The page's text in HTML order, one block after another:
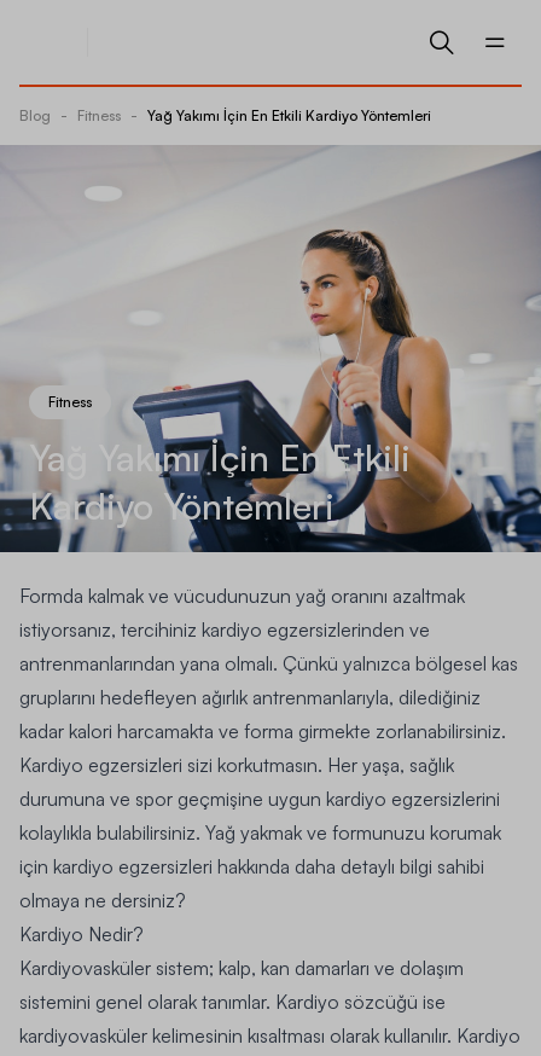
Blog - Fitness - Yağ Yakımı İçin En Etkili Kardiyo Yöntemleri
Fitness
Yağ Yakımı İçin En Etkili
Kardiyo Yöntemleri
Formda kalmak ve vücudunuzun yağ oranını azaltmak
istiyorsanız, tercihiniz kardiyo egzersizlerinden ve
antrenmanlarından yana olmalı. Çünkü yalnızca bölgesel kas
gruplarını hedefleyen ağırlık antrenmanlarıyla, dilediğiniz
kadar kalori harcamakta ve forma girmekte zorlanabilirsiniz.
Kardiyo egzersizleri sizi korkutmasın. Her yaşa, sağlık
durumuna ve spor geçmişine uygun kardiyo egzersizlerini
kolaylıkla bulabilirsiniz. Yağ yakmak ve formunuzu korumak
için kardiyo egzersizleri hakkında daha detaylı bilgi sahibi
olmaya ne dersiniz?
Kardiyo Nedir?
Kardiyovasküler sistem; kalp, kan damarları ve dolaşım
sistemini genel olarak tanımlar. Kardiyo sözcüğü ise
kardiyovasküler kelimesinin kısaltması olarak kullanılır. Kardiyo